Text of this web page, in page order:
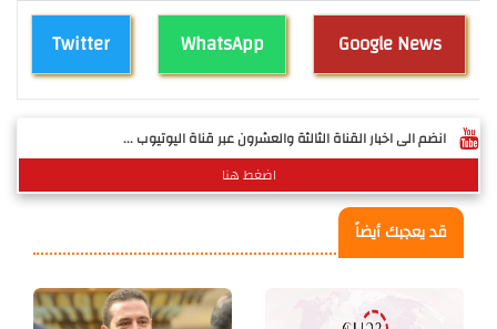
Twitter WhatsApp Google News
انضم الى اخبار القناة الثالثة والعشرون عبر قناة اليوتيوب ...
اضغط هنا
قد يعجبك أيضاً